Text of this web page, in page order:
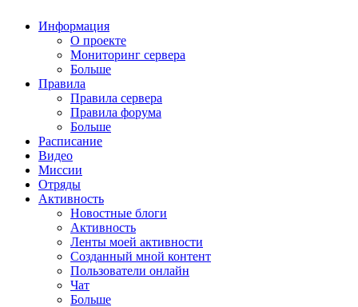
Информация
О проекте
Мониторинг сервера
Больше
Правила
Правила сервера
Правила форума
Больше
Расписание
Видео
Миссии
Отряды
Активность
Новостные блоги
Активность
Ленты моей активности
Созданный мной контент
Пользователи онлайн
Чат
Больше